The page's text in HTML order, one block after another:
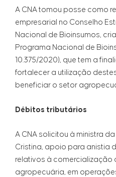
A CNA tomou posse como
empresarial no Conselho
Nacional de Bioinsumos,
Programa Nacional de
10.375/2020), que tem a
fortalecer a utilização
beneficiar o setor
Débitos tributários
A CNA solicitou à ministra
Cristina, apoio para anistia
relativos à comercialização
agropecuária, em